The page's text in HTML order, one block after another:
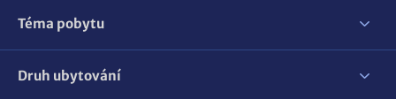
Téma pobytu
Druh ubytování